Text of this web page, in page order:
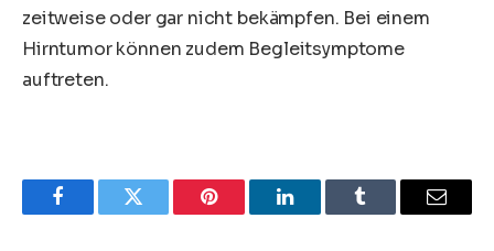
zeitweise oder gar nicht bekämpfen. Bei einem
Hirntumor können zudem Begleitsymptome
auftreten.
FacebookTwitter Pinterest LinkedInTumblr Email